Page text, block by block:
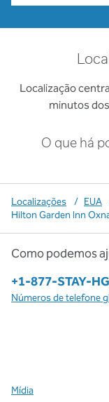
Localização
minutos
O que há
Localizações / EUA
Hilton Garden Inn
Como podemos
Telefone:
+1-877-STAY-
Números de telefone
Mídia